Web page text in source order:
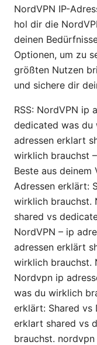
NordVPN IP-
hol dir die
deinen
Optionen, um zu
größten Nutzen
und sichere dir
RSS: NordVPN ip
dedicated was du
adressen erklart
wirklich brauchst
Beste aus deinem
Adressen erklärt:
wirklich brauchst.
shared vs
NordVPN – ip
adressen erklärt
wirklich brauchst.
Nordvpn ip
was du wirklich
erklärt: Shared vs
erklart shared vs
brauchst.